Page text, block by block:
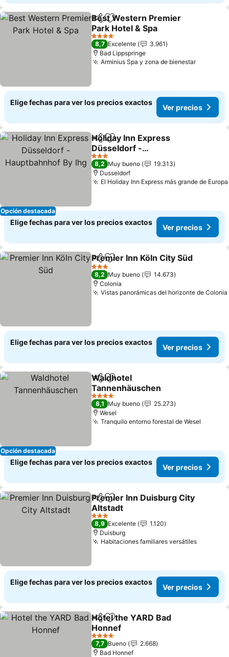
CompartirAgregar a favoritos
Best Western Premier
Park Hotel & Spa
4 Estrellas
8,7 Excelente
3.961
Bad Lippspringe
Arminius Spa y zona de bienestar
Elige fechas para ver los precios exactos
Ver precios
Opción destacada
CompartirAgregar a favoritos
Holiday Inn Express
Düsseldorf -
Hauptbahnhof By Ihg
3 Estrellas
8,2 Muy bueno
19.313
Dusseldorf
El Holiday Inn Express más grande de Europa
Elige fechas para ver los precios exactos
Ver precios
CompartirAgregar a favoritos
Premier Inn Köln City Süd
3 Estrellas
8,2 Muy bueno
14.673
Colonia
Vistas panorámicas del horizonte de Colonia
Elige fechas para ver los precios exactos
Ver precios
Opción destacada
CompartirAgregar a favoritos
Waldhotel
Tannenhäuschen
4 Estrellas
8,1 Muy bueno
25.273
Wesel
Tranquilo entorno forestal de Wesel
Elige fechas para ver los precios exactos
Ver precios
CompartirAgregar a favoritos
Premier Inn Duisburg City
Altstadt
3 Estrellas
8,9 Excelente
1.120
Duisburg
Habitaciones familiares versátiles
Elige fechas para ver los precios exactos
Ver precios
CompartirAgregar a favoritos
Hotel the YARD Bad
Honnef
4 Estrellas
7,7 Bueno
2.668
Bad Honnef